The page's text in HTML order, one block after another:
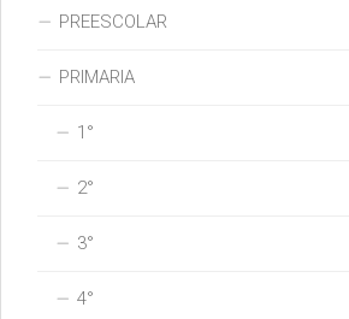
PREESCOLAR
PRIMARIA
1°
2°
3°
4°